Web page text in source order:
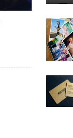
Tìm
10/04/
In thẻ